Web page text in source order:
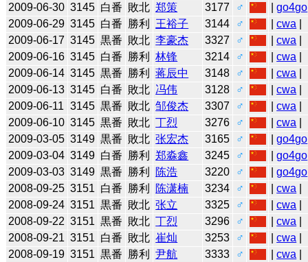
2009-06-30 3145 白番 敗北 郑策 3177 ♂ |go4go
2009-06-29 3145 白番 勝利 王裕子 3144 ♂ |cwa
2009-06-17 3145 黒番 敗北 李豪杰 3327 ♂ |cwa
2009-06-16 3145 白番 勝利 林锋 3214 ♂ |cwa
2009-06-14 3145 黒番 勝利 蒋辰中 3148 ♂ |cwa
2009-06-13 3145 白番 敗北 冯伟 3128 ♂ |cwa
2009-06-11 3145 黒番 敗北 邹俊杰 3307 ♂ |cwa
2009-06-10 3145 黒番 敗北 丁烈 3276 ♂ |cwa
2009-03-05 3149 黒番 敗北 张宏杰 3165 ♂ |go4go
2009-03-04 3149 白番 勝利 郑淼鑫 3245 ♂ |go4go
2009-03-03 3149 黒番 勝利 陈浩 3220 ♂ |go4go
2008-09-25 3151 白番 勝利 陈潇楠 3234 ♂ |cwa
2008-09-24 3151 黒番 敗北 张立 3325 ♂ |cwa
2008-09-22 3151 黒番 敗北 丁烈 3296 ♂ |cwa
2008-09-21 3151 白番 敗北 崔灿 3253 ♂ |cwa
2008-09-19 3151 黒番 勝利 尹航 3333 ♂ |cwa